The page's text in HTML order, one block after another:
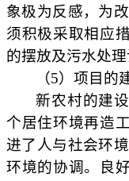
象极为反感，为
须积极采取相应
的摆放及污水处理
（5）项目的
新农村的建
个居住环境再造
进了人与社会环
环境的协调。良